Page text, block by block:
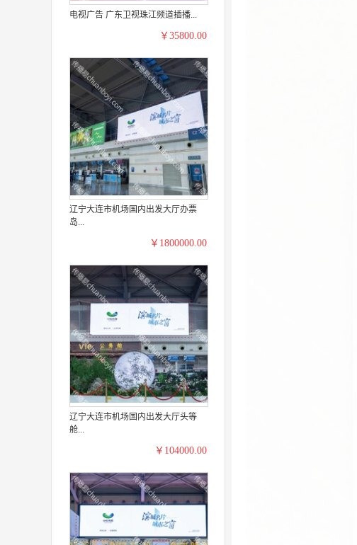
电视广告 广东卫视珠江频道插播...
￥35800.00
辽宁大连市机场国内出发大厅办票
岛...
￥1800000.00
辽宁大连市机场国内出发大厅头等
舱...
￥104000.00